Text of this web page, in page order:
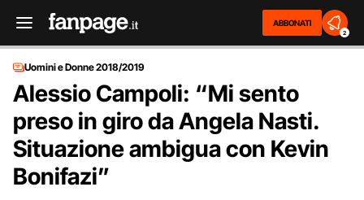
ABBONATI
2
Uomini e Donne 2018/2019
Alessio Campoli: “Mi sento
preso in giro da Angela Nasti.
Situazione ambigua con Kevin
Bonifazi”